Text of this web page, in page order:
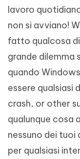
lavoro
non si avviano!
fatto qualcosa di
grande dilemma
quando
essere qualsiasi
crash, or other
qualunque cosa
nessuno dei tuoi
per qualsiasi